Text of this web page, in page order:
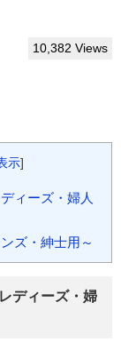
10,382 Views
示]
ィーズ・婦人
ズ・紳士用～
ディーズ・婦